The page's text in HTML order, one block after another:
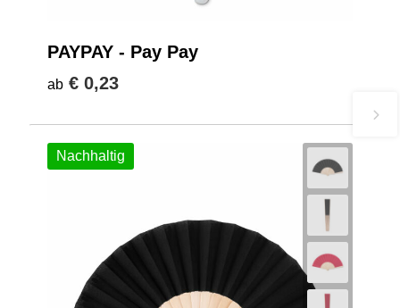
PAYPAY - Pay Pay
ab € 0,23
Nachhaltig